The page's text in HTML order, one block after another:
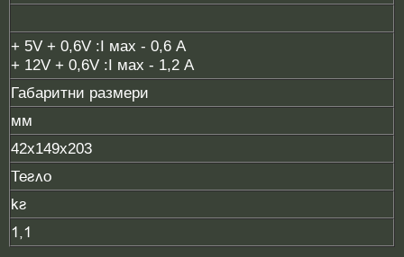
+ 5V + 0,6V :I мах - 0,6 A
+ 12V + 0,6V :I мах - 1,2 A
Габаритни размери
мм
42x149x203
Тегло
кг
1,1